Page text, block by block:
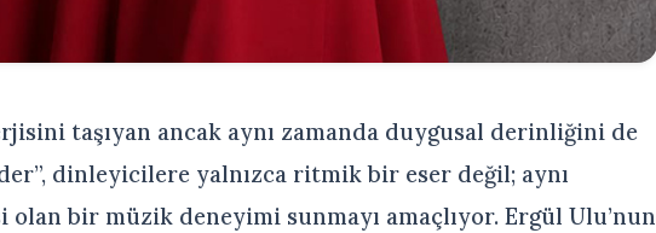
taşıyan ancak aynı zamanda duygusal derinliğini de
dinleyicilere yalnızca ritmik bir eser değil; aynı
olan bir müzik deneyimi sunmayı amaçlıyor. Ergül Ulu’nun